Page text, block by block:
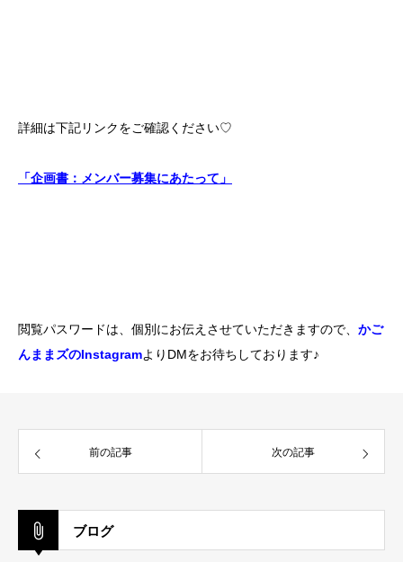
詳細は下記リンクをご確認ください♡
「企画書：メンバー募集にあたって」
閲覧パスワードは、個別にお伝えさせていただきますので、 かご
んままズのInstagramよりDMをお待ちしております♪
前の記事 次の記事
ブログ